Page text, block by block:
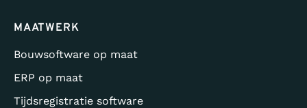
MAATWERK
Bouwsoftware op maat
ERP op maat
Tijdsregistratie software